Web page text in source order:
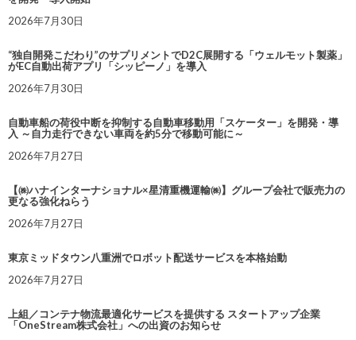
2026年7月30日
“独自開発こだわり”のサプリメントでD2C展開する「ウェルモット製薬」
がEC自動出荷アプリ「シッピーノ」を導入
2026年7月30日
自動車船の荷役中断を抑制する自動車移動用「スケーター」を開発・導
入 ～自力走行できない車両を約5分で移動可能に～
2026年7月27日
【㈱ハナインターナショナル×星清重機運輸㈱】グループ会社で販売力の
更なる強化ねらう
2026年7月27日
東京ミッドタウン八重洲でロボット配送サービスを本格始動
2026年7月27日
上組／コンテナ物流最適化サービスを提供する スタートアップ企業
「OneStream株式会社」への出資のお知らせ